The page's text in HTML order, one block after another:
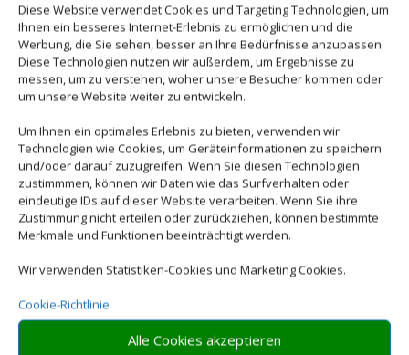
Diese Website verwendet Cookies und Targeting Technologien, um
Ihnen ein besseres Internet-Erlebnis zu ermöglichen und die
Werbung, die Sie sehen, besser an Ihre Bedürfnisse anzupassen.
Diese Technologien nutzen wir außerdem, um Ergebnisse zu
messen, um zu verstehen, woher unsere Besucher kommen oder
um unsere Website weiter zu entwickeln.
Um Ihnen ein optimales Erlebnis zu bieten, verwenden wir
Technologien wie Cookies, um Geräteinformationen zu speichern
und/oder darauf zuzugreifen. Wenn Sie diesen Technologien
zustimmmen, können wir Daten wie das Surfverhalten oder
eindeutige IDs auf dieser Website verarbeiten. Wenn Sie ihre
Zustimmung nicht erteilen oder zurückziehen, können bestimmte
Merkmale und Funktionen beeinträchtigt werden.
Wir verwenden Statistiken-Cookies und Marketing Cookies.
Cookie-Richtlinie
Alle Cookies akzeptieren
Wir brauchen Ihre Einwilligung
Um diesen Inhalt darzustellen, aktivieren Sie bitte die Cookies. Es
werden ggf. personenbezogene Daten verarbeitet.
Cookies akzeptieren